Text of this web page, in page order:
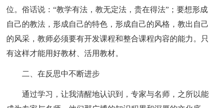
位。俗话说：“教学有法，教无定法，贵在得法”；要想形成
自己的教法，形成自己的特色，形成自己的风格，教出自己
的风采，教师必须要有开发课程和整合课程内容的能力。只
有这样才能用好教材、活用教材。
二、在反思中不断进步
通过学习，让我清醒地认识到，专家与名师，之所以能